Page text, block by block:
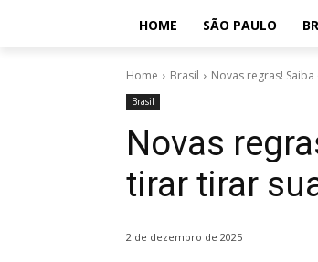
HOME SÃO PAULO
Home Brasil Novas regras!
Brasil
Novas
tirar tirar
2 de dezembro de 2025